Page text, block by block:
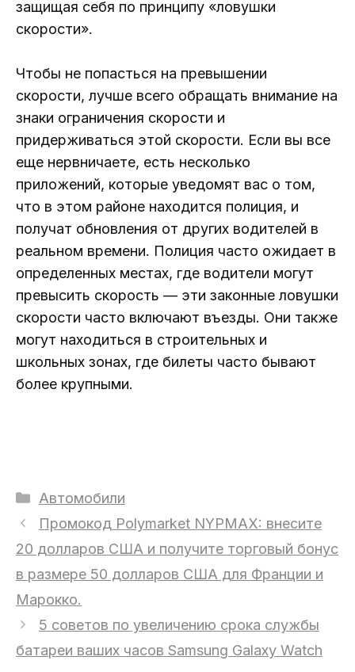
защищая себя по принципу «ловушки
скорости».
Чтобы не попасться на превышении
скорости, лучше всего обращать внимание на
знаки ограничения скорости и
придерживаться этой скорости. Если вы все
еще нервничаете, есть несколько
приложений, которые уведомят вас о том,
что в этом районе находится полиция, и
получат обновления от других водителей в
реальном времени. Полиция часто ожидает в
определенных местах, где водители могут
превысить скорость — эти законные ловушки
скорости часто включают въезды. Они также
могут находиться в строительных и
школьных зонах, где билеты часто бывают
более крупными.
Рубрики
Автомобили
Промокод Polymarket NYPMAX: внесите
20 долларов США и получите торговый бонус
в размере 50 долларов США для Франции и
Марокко.
5 советов по увеличению срока службы
батареи ваших часов Samsung Galaxy Watch